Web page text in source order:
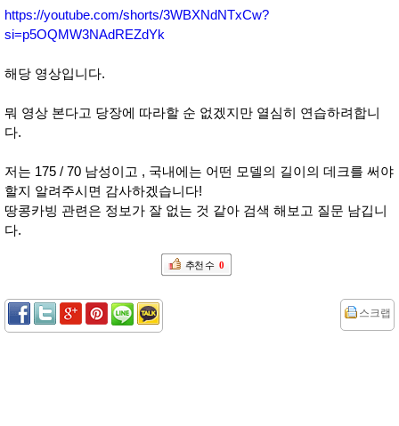
https://youtube.com/shorts/3WBXNdNTxCw?
si=p5OQMW3NAdREZdYk
해당 영상입니다.
뭐 영상 본다고 당장에 따라할 순 없겠지만 열심히 연습하려합니
다.
저는 175 / 70 남성이고 , 국내에는 어떤 모델의 길이의 데크를 써야
할지 알려주시면 감사하겠습니다!
땅콩카빙 관련은 정보가 잘 없는 것 같아 검색 해보고 질문 남깁니
다.
추천 수 0
스크랩